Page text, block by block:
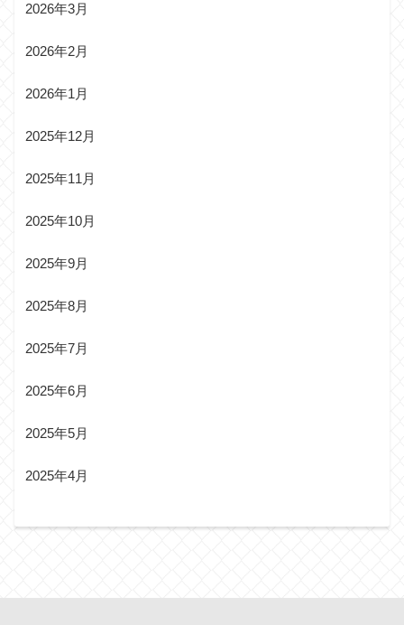
2026年3月
2026年2月
2026年1月
2025年12月
2025年11月
2025年10月
2025年9月
2025年8月
2025年7月
2025年6月
2025年5月
2025年4月